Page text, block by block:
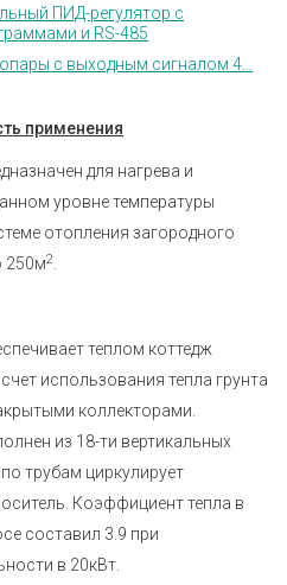
ПИД-регулятор с
и RS-485
с выходным сигналом 4…
применения
для нагрева и
уровне температуры
отопления загородного
250м2
теплом коттедж
использования тепла грунта
коллекторами.
из 18-ти вертикальных
трубам циркулирует
Коэффициент тепла в
составил 3.9 при
в 20кВт.